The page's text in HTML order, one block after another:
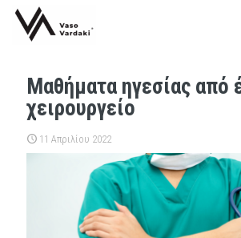
Μαθήματα ηγεσίας από
χειρουργείο
11 Απριλίου 2022